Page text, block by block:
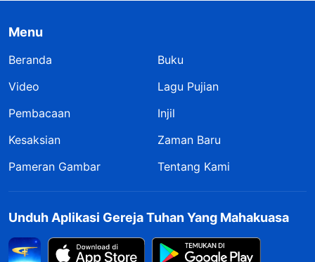
Menu
Beranda
Buku
Video
Lagu Pujian
Pembacaan
Injil
Kesaksian
Zaman Baru
Pameran Gambar
Tentang Kami
Unduh Aplikasi Gereja Tuhan Yang Mahakuasa